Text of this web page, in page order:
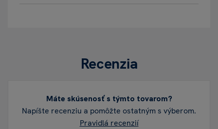
Recenzia
Máte skúsenosť s týmto tovarom?
Napíšte recenziu a pomôžte ostatným s výberom.
Pravidlá recenzií